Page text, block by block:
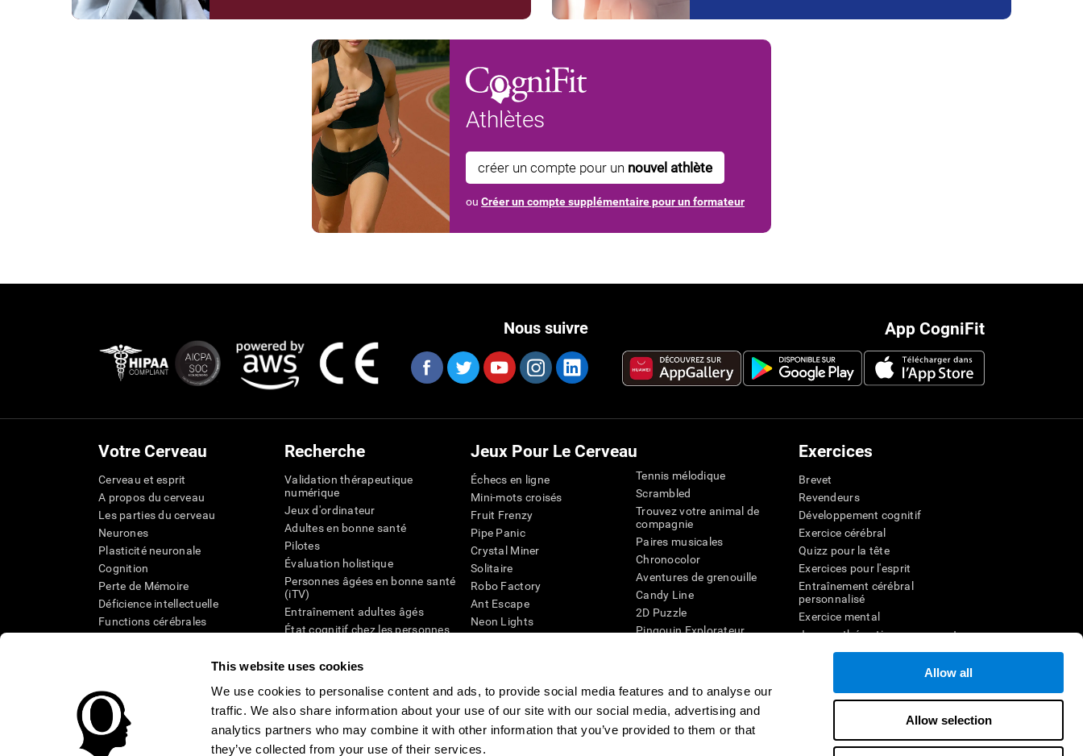
This website uses cookies
We use cookies to personalise content and ads, to provide social media features and to analyse our
traffic. We also share information about your use of our site with our social media, advertising and
analytics partners who may combine it with other information that you’ve provided to them or that
they’ve collected from your use of their services.
Allow all
Allow selection
Athlètes
créer un compte pour un nouvel athlète
ouCréer un compte supplémentaire pour un formateur
App CogniFit
Nous suivre
Votre Cerveau
Cerveau et esprit
A propos du cerveau
Les parties du cerveau
Neurones
Plasticité neuronale
Cognition
Perte de Mémoire
Déficience intellectuelle
Functions cérébrales
Recherche
Validation thérapeutique
numérique
Jeux d'ordinateur
Adultes en bonne santé
Pilotes
Évaluation holistique
Personnes âgées en bonne santé
(iTV)
Entraînement adultes âgés
État cognitif chez les personnes
Révision systémique
Jeux Pour Le Cerveau
Échecs en ligne
Mini-mots croisés
Fruit Frenzy
Pipe Panic
Crystal Miner
Solitaire
Robo Factory
Ant Escape
Neon Lights
Space Rescue
Chaos mathématique
Course de billes
Tennis mélodique
Scrambled
Trouvez votre animal de
compagnie
Paires musicales
Chronocolor
Aventures de grenouille
Candy Line
2D Puzzle
Pingouin Explorateur
Jeux en ligne pour la
mémoire
Jeux pour le cerveau
Exercices
Brevet
Revendeurs
Développement cognitif
Exercice cérébral
Quizz pour la tête
Exercices pour l'esprit
Entraînement cérébral
personnalisé
Exercice mental
Jeux mathématiques amusants
Compréhension de lecture
Test de QI